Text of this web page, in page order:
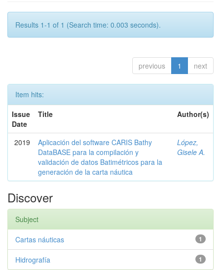
Results 1-1 of 1 (Search time: 0.003 seconds).
previous 1 next
Item hits:
Issue
Date
Title Author(s)
2019
Aplicación del software CARIS Bathy
DataBASE para la compilación y
validación de datos Batimétricos para la
generación de la carta náutica
López,
Gisele A.
Discover
Subject
1
Cartas náuticas
1
Hidrografía